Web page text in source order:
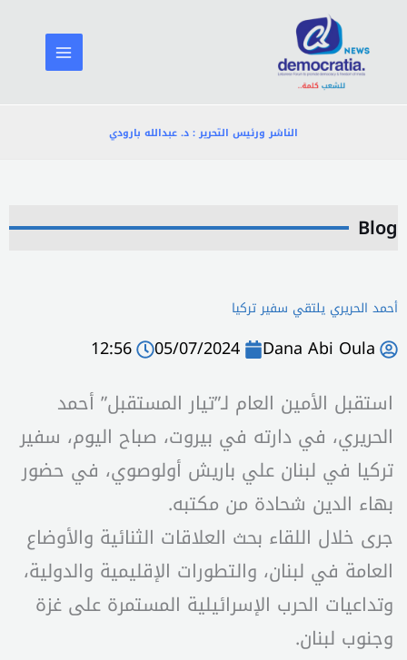
المحتوى
الناشر ورئيس التحرير : د. عبدالله بارودي
Blog
أحمد الحريري يلتقي سفير تركيا
Dana Abi Oula
05/07/2024
12:56
استقبل الأمين العام لـ”تيار المستقبل” أحمد
الحريري، في دارته في بيروت، صباح اليوم، سفير
تركيا في لبنان علي باريش أولوصوي، في حضور
بهاء الدين شحادة من مكتبه.
جرى خلال اللقاء بحث العلاقات الثنائية والأوضاع
العامة في لبنان، والتطورات الإقليمية والدولية،
وتداعيات الحرب الإسرائيلية المستمرة على غزة
وجنوب لبنان.